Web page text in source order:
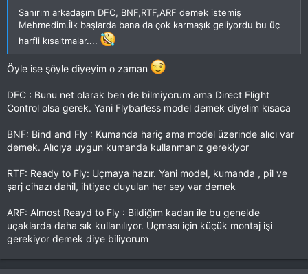
Sanırım arkadaşım DFC, BNF,RTF,ARF demek istemiş
Mehmedim.İlk başlarda bana da çok karmaşık geliyordu bu üç
harfli kısaltmalar....
Öyle ise şöyle diyeyim o zaman
DFC : Bunu net olarak ben de bilmiyorum ama Direct Flight
Control olsa gerek. Yani Flybarless model demek diyelim kısaca
BNF: Bind and Fly : Kumanda hariç ama model üzerinde alıcı var
demek. Alıcıya uygun kumanda kullanmanız gerekiyor
RTF: Ready to Fly: Uçmaya hazır. Yani model, kumanda , pil ve
şarj cihazı dahil, ihtiyac duyulan her sey var demek
ARF: Almost Reayd to Fly : Bildiğim kadarı ile bu genelde
uçaklarda daha sık kullanılıyor. Uçması için küçük montaj işi
gerekiyor demek diye biliyorum